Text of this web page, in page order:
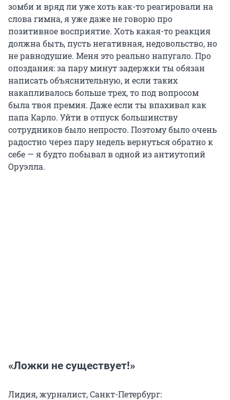
зомби и вряд ли уже хоть как-то реагировали на
слова гимна, я уже даже не говорю про
позитивное восприятие. Хоть какая-то реакция
должна быть, пусть негативная, недовольство, но
не равнодушие. Меня это реально напугало. Про
опоздания: за пару минут задержки ты обязан
написать объяснительную, и если таких
накапливалось больше трех, то под вопросом
была твоя премия. Даже если ты впахивал как
папа Карло. Уйти в отпуск большинству
сотрудников было непросто. Поэтому было очень
радостно через пару недель вернуться обратно к
себе — я будто побывал в одной из антиутопий
Оруэлла.
«Ложки не существует!»
Лидия, журналист, Санкт-Петербург: